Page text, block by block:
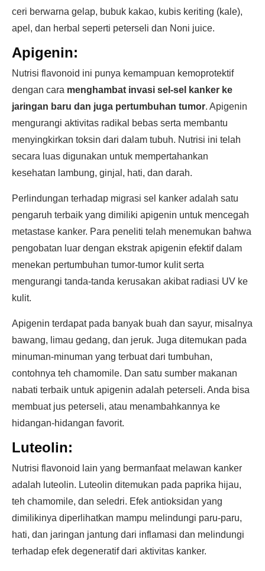
ceri berwarna gelap, bubuk kakao, kubis keriting (kale),
apel, dan herbal seperti peterseli dan Noni juice.
Apigenin:
Nutrisi flavonoid ini punya kemampuan kemoprotektif
dengan cara menghambat invasi sel-sel kanker ke
jaringan baru dan juga pertumbuhan tumor. Apigenin
mengurangi aktivitas radikal bebas serta membantu
menyingkirkan toksin dari dalam tubuh. Nutrisi ini telah
secara luas digunakan untuk mempertahankan
kesehatan lambung, ginjal, hati, dan darah.
Perlindungan terhadap migrasi sel kanker adalah satu
pengaruh terbaik yang dimiliki apigenin untuk mencegah
metastase kanker. Para peneliti telah menemukan bahwa
pengobatan luar dengan ekstrak apigenin efektif dalam
menekan pertumbuhan tumor-tumor kulit serta
mengurangi tanda-tanda kerusakan akibat radiasi UV ke
kulit.
Apigenin terdapat pada banyak buah dan sayur, misalnya
bawang, limau gedang, dan jeruk. Juga ditemukan pada
minuman-minuman yang terbuat dari tumbuhan,
contohnya teh chamomile. Dan satu sumber makanan
nabati terbaik untuk apigenin adalah peterseli. Anda bisa
membuat jus peterseli, atau menambahkannya ke
hidangan-hidangan favorit.
Luteolin:
Nutrisi flavonoid lain yang bermanfaat melawan kanker
adalah luteolin. Luteolin ditemukan pada paprika hijau,
teh chamomile, dan seledri. Efek antioksidan yang
dimilikinya diperlihatkan mampu melindungi paru-paru,
hati, dan jaringan jantung dari inflamasi dan melindungi
terhadap efek degeneratif dari aktivitas kanker.